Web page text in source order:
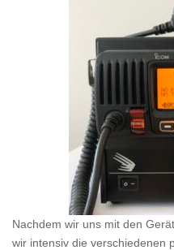
Nachdem wir uns mit den
wir intensiv die verschiedenen